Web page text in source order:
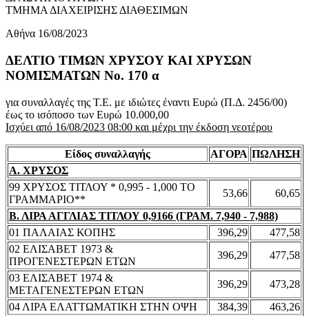
ΤΜΗΜΑ ΔΙΑΧΕΙΡΙΣΗΣ ΔΙΑΘΕΣΙΜΩΝ
Αθήνα 16/08/2023
ΔΕΛΤΙΟ ΤΙΜΩΝ ΧΡΥΣΟΥ ΚΑΙ ΧΡΥΣΩΝ
ΝΟΜΙΣΜΑΤΩΝ No. 170 α
για συναλλαγές της Τ.Ε. με ιδιώτες έναντι Ευρώ (Π.Δ. 2456/00)
έως το ισόποσο των Ευρώ 10.000,00
Ισχύει από 16/08/2023 08:00 και μέχρι την έκδοση νεοτέρου
Είδος συναλλαγής ΑΓΟΡΑ ΠΩΛΗΣΗ
Α. ΧΡΥΣΟΣ
99 ΧΡΥΣΟΣ ΤΙΤΛΟΥ * 0,995 - 1,000 ΤΟ
ΓΡΑΜΜΑΡΙΟ**
53,66
60,65
Β. ΛΙΡΑ ΑΓΓΛΙΑΣ ΤΙΤΛΟΥ 0,9166 (ΓΡΑΜ. 7,940 - 7,988)
01 ΠΑΛΑΙΑΣ ΚΟΠΗΣ
396,29
477,58
02 ΕΛΙΣΑΒΕΤ 1973 &
ΠΡΟΓΕΝΕΣΤΕΡΩΝ ΕΤΩΝ
396,29
477,58
03 ΕΛΙΣΑΒΕΤ 1974 &
ΜΕΤΑΓΕΝΕΣΤΕΡΩΝ ΕΤΩΝ
396,29
473,28
04 ΛΙΡΑ ΕΛΑΤΤΩΜΑΤΙΚΗ ΣΤΗΝ ΟΨΗ
384,39
463,26